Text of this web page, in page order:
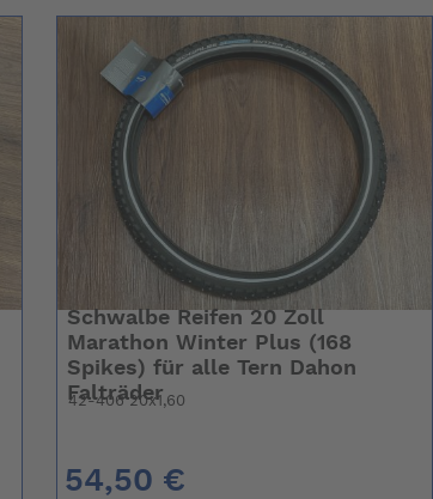
Schwalbe Reifen 20 Zoll
Marathon Winter Plus (168
Spikes) für alle Tern Dahon
Falträder
42-406 20x1,60
54,50 €